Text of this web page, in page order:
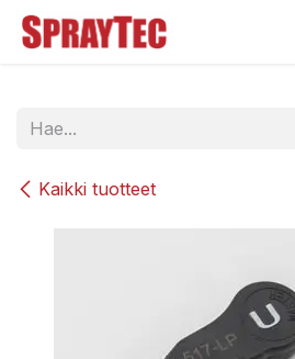
Siirry sisältöön
Kaikki tuotteet